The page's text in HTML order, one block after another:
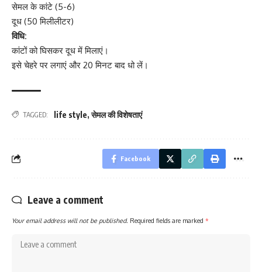
सेमल के कांटे (5-6)
दूध (50 मिलीलीटर)
विधि:
कांटों को घिसकर दूध में मिलाएं।
इसे चेहरे पर लगाएं और 20 मिनट बाद धो लें।
TAGGED: life style,सेमल की विशेषताएं
Facebook
Leave a comment
Your email address will not be published. Required fields are marked *